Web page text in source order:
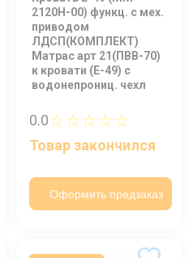
2120Н-00) функц. c мех.
приводом
ЛДСП(КОМПЛЕКТ)
Матрас арт 21(ПВВ-70)
к кровати (E-49) с
водонепрониц. чехл
0.0☆☆☆☆☆
Товар закончился
Оформить предзаказ
"Отправить" вы